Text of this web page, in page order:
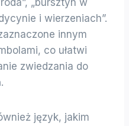
i wierzeniach”.
innym
co ułatwi
zwiedzania do
język, jakim